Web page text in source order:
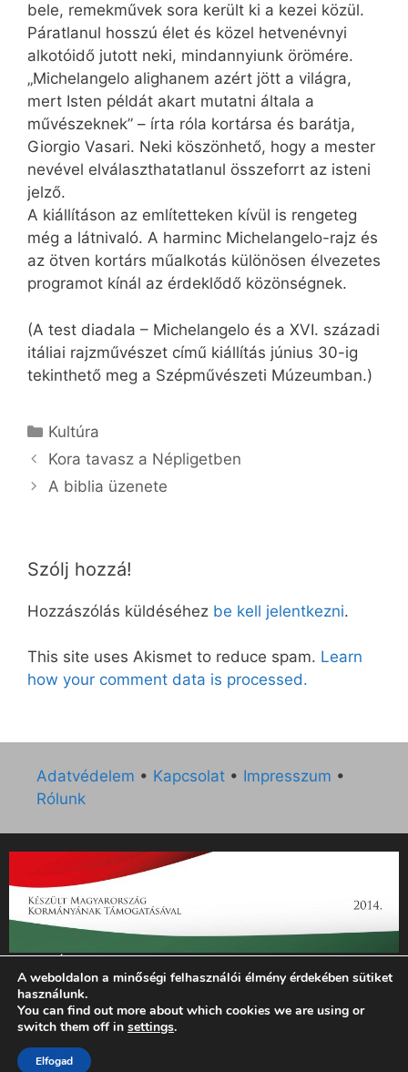
bele, remekművek sora került ki a kezei közül.
Páratlanul hosszú élet és közel hetvenévnyi
alkotóidő jutott neki, mindannyiunk örömére.
„Michelangelo alighanem azért jött a világra,
mert Isten példát akart mutatni általa a
művészeknek” – írta róla kortársa és barátja,
Giorgio Vasari. Neki köszönhető, hogy a mester
nevével elválaszthatatlanul összeforrt az isteni
jelző.
A kiállításon az említetteken kívül is rengeteg
még a látnivaló. A harminc Michelangelo-rajz és
az ötven kortárs műalkotás különösen élvezetes
programot kínál az érdeklődő közönségnek.
(A test diadala – Michelangelo és a XVI. századi
itáliai rajzművészet című kiállítás június 30-ig
tekinthető meg a Szépművészeti Múzeumban.)
Kategória
Kultúra
Kora tavasz a Népligetben
A biblia üzenete
Szólj hozzá!
Hozzászólás küldéséhez be kell jelentkezni.
This site uses Akismet to reduce spam. Learn
how your comment data is processed.
Adatvédelem • Kapcsolat • Impresszum •
Rólunk
„Az Új Ember katolikus hetilap 2014. évi működésének
támogatását az EGYH-KCP-14-P-0121 sz. támogatási
szerződés keretében 3 000 000 Ft összegben támogatta az
Emberi Erőforrások Minisztériuma.”
© 2026 Magyar Kurír - Új Ember
A weboldalon a minőségi felhasználói élmény érdekében sütiket
használunk.
You can find out more about which cookies we are using or
switch them off in settings.
Elfogad